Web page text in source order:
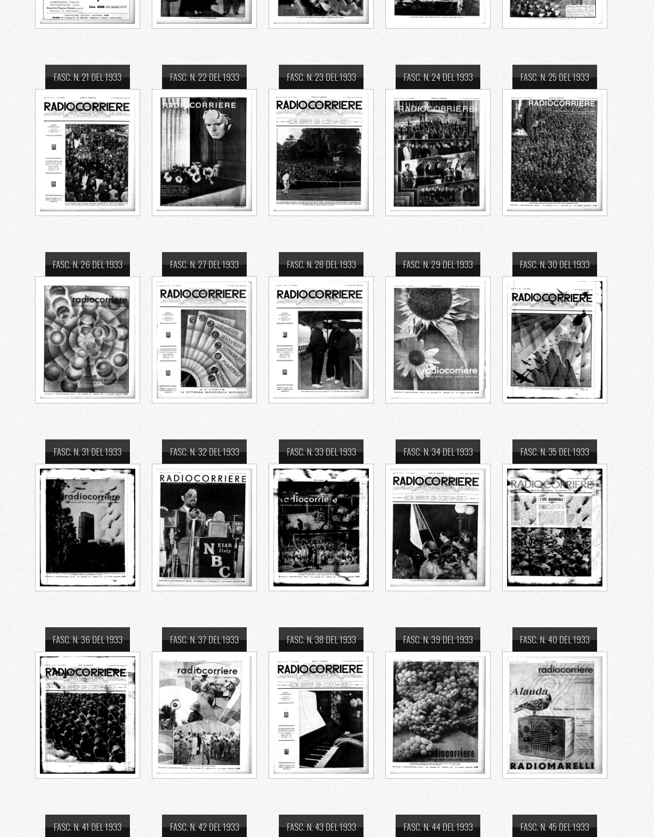
FASC. N. 21 DEL 1933 FASC. N. 22 DEL 1933 FASC. N. 23 DEL 1933 FASC. N. 24 DEL 1933 FASC. N. 25 DEL 1933
FASC. N. 26 DEL 1933 FASC. N. 27 DEL 1933 FASC. N. 28 DEL 1933 FASC. N. 29 DEL 1933 FASC. N. 30 DEL 1933
FASC. N. 31 DEL 1933 FASC. N. 32 DEL 1933 FASC. N. 33 DEL 1933 FASC. N. 34 DEL 1933 FASC. N. 35 DEL 1933
FASC. N. 36 DEL 1933 FASC. N. 37 DEL 1933 FASC. N. 38 DEL 1933 FASC. N. 39 DEL 1933 FASC. N. 40 DEL 1933
FASC. N. 41 DEL 1933 FASC. N. 42 DEL 1933 FASC. N. 43 DEL 1933 FASC. N. 44 DEL 1933 FASC. N. 45 DEL 1933